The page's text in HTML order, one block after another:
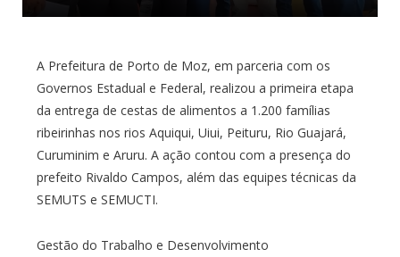
A Prefeitura de Porto de Moz, em parceria com os
Governos Estadual e Federal, realizou a primeira etapa
da entrega de cestas de alimentos a 1.200 famílias
ribeirinhas nos rios Aquiqui, Uiui, Peituru, Rio Guajará,
Curuminim e Aruru. A ação contou com a presença do
prefeito Rivaldo Campos, além das equipes técnicas da
SEMUTS e SEMUCTI.
Gestão do Trabalho e Desenvolvimento